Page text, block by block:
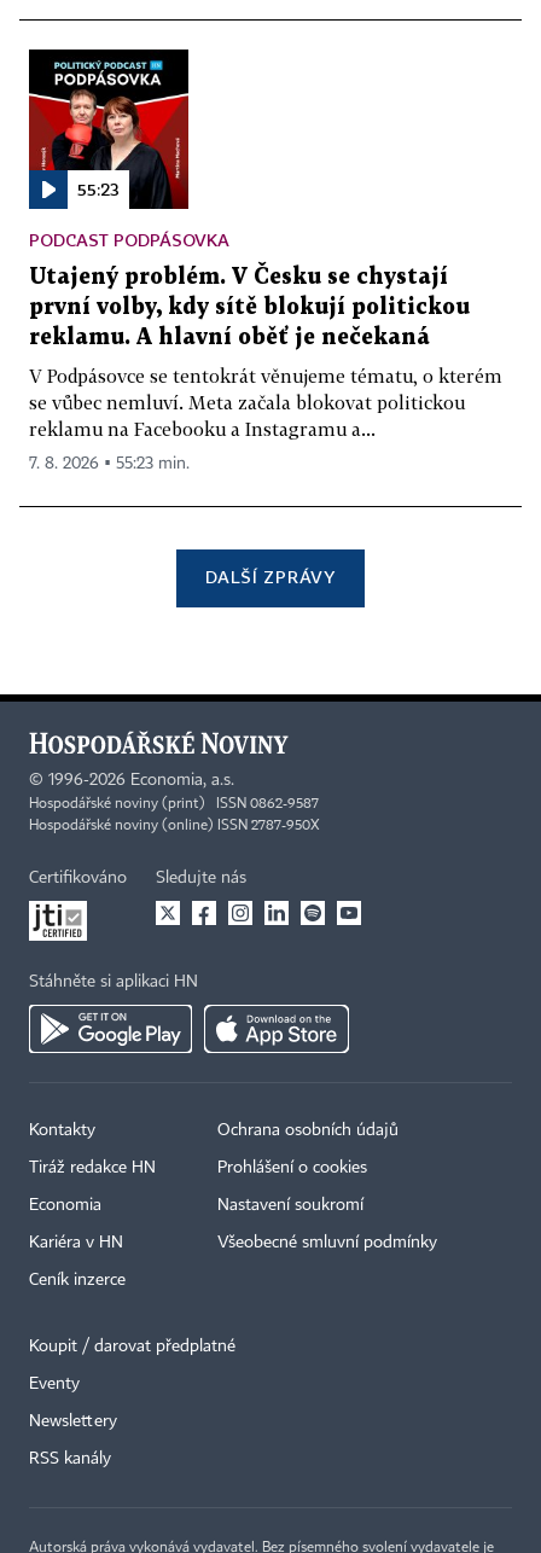
55:23
PODCAST PODPÁSOVKA
Utajený problém. V Česku se chystají
první volby, kdy sítě blokují politickou
reklamu. A hlavní oběť je nečekaná
V Podpásovce se tentokrát věnujeme tématu, o kterém
se vůbec nemluví. Meta začala blokovat politickou
reklamu na Facebooku a Instagramu a...
7. 8. 2026 ▪ 55:23 min.
DALŠÍ ZPRÁVY
© 1996-2026 Economia, a.s.
Hospodářské noviny (print) ISSN 0862-9587
Hospodářské noviny (online) ISSN 2787-950X
Certifikováno Sledujte nás
Stáhněte si aplikaci HN
Kontakty
Tiráž redakce HN
Economia
Kariéra v HN
Ceník inzerce
Ochrana osobních údajů
Prohlášení o cookies
Nastavení soukromí
Všeobecné smluvní podmínky
Koupit / darovat předplatné
Eventy
Newslettery
RSS kanály
Autorská práva vykonává vydavatel. Bez písemného svolení vydavatele je